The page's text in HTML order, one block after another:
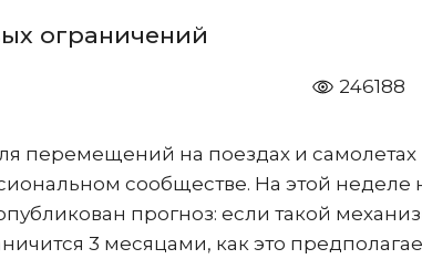
ограничений
246188
перемещений на поездах и самолетах
сообществе. На этой неделе
прогноз: если такой
3 месяцами, как это